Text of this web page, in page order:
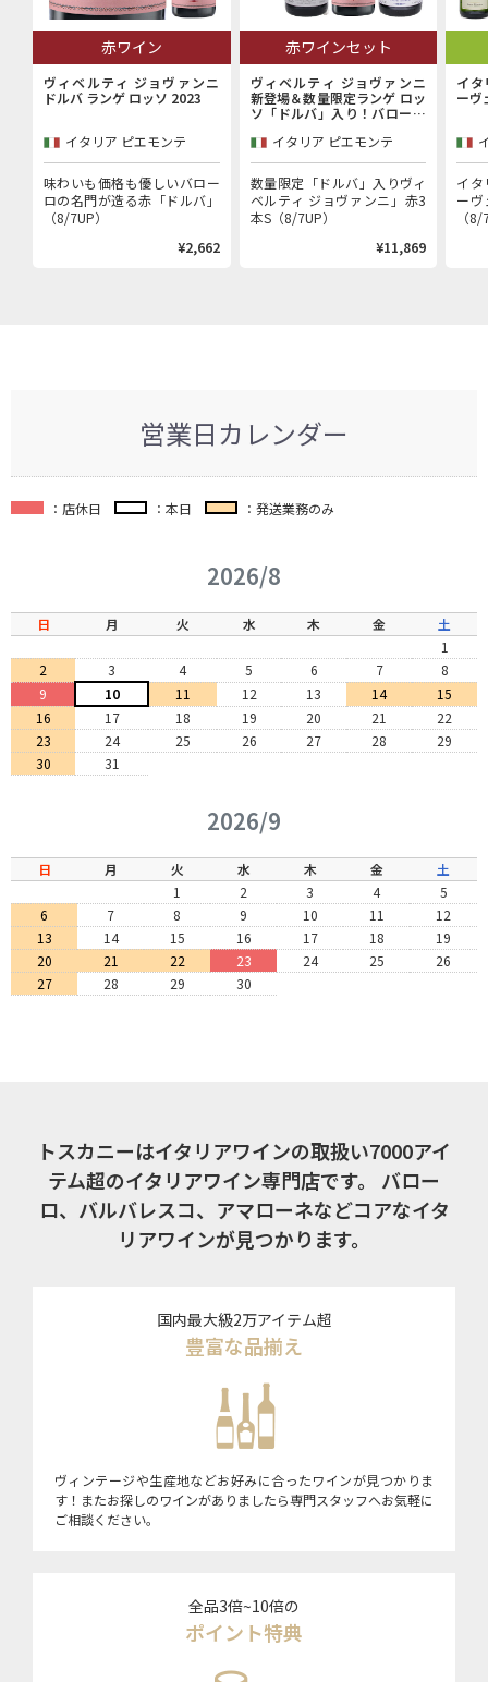
赤ワイン
ヴィベルティ ジョヴァンニ
ドルバ ランゲ ロッソ 2023
イタリア ピエモンテ
味わいも価格も優しいバロー
ロの名門が造る赤「ドルバ」
（8/7UP）
¥2,662
赤ワインセット
ヴィベルティ ジョヴァンニ
新登場＆数量限定ランゲ ロッ
ソ「ドルバ」入り！バローロ
産者「ヴィベルティ ジョヴァ
ンニ」赤3本セット
イタリア ピエモンテ
数量限定「ドルバ」入りヴィ
ベルティ ジョヴァンニ」赤3
本S（8/7UP）
¥11,869
イタ
ーヴ
イタ
ー
（
営業日カレンダー
：店休日 ：本日 ：発送業務のみ
2026/8
日 月 火 水 木 金
土
1
2
3 4 5 6 7
8
9
10 11 12 13 14
15
16
17 18 19 20 21
22
23
24 25 26 27 28
29
30
31
2026/9
日 月 火 水 木 金
土
1
2 3 4
5
6
7 8 9 10 11
12
13
14 15 16 17 18
19
20
21 22 23 24 25
26
27
28 29 30
トスカニーはイタリアワインの取扱い7000アイ
テム超のイタリアワイン専門店です。
バロー
ロ、バルバレスコ、アマローネなどコアなイタ
リアワインが見つかります。
国内最大級2万アイテム超
豊富な品揃え
ヴィンテージや生産地などお好みに合ったワインが見つかりま
す！またお探しのワインがありましたら専門スタッフへお気軽に
ご相談ください。
全品3倍~10倍の
ポイント特典